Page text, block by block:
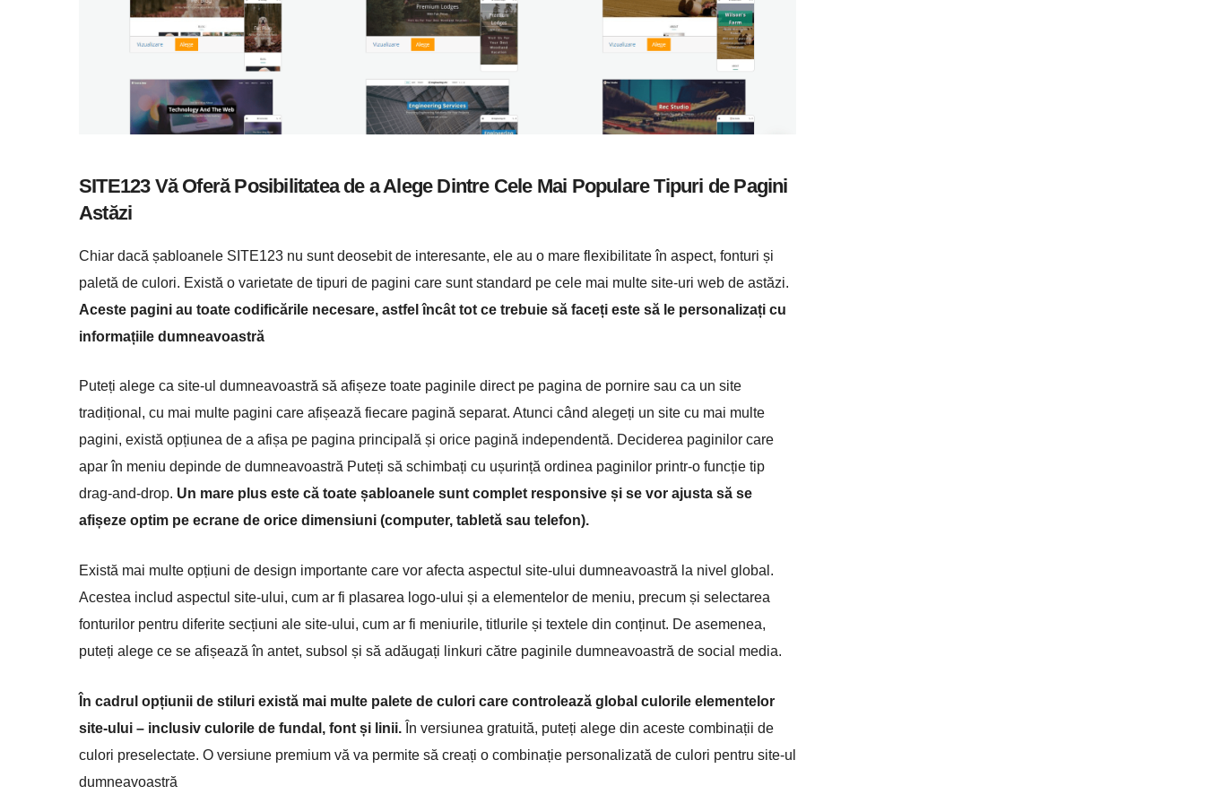
SITE123 Vă Oferă Posibilitatea de a Alege Dintre Cele Mai Populare Tipuri de Pagini
Astăzi
Chiar dacă șabloanele SITE123 nu sunt deosebit de interesante, ele au o mare flexibilitate în aspect, fonturi și
paletă de culori. Există o varietate de tipuri de pagini care sunt standard pe cele mai multe site-uri web de astăzi.
Aceste pagini au toate codificările necesare, astfel încât tot ce trebuie să faceți este să le personalizați cu
informațiile dumneavoastră
Puteți alege ca site-ul dumneavoastră să afișeze toate paginile direct pe pagina de pornire sau ca un site
tradițional, cu mai multe pagini care afișează fiecare pagină separat. Atunci când alegeți un site cu mai multe
pagini, există opțiunea de a afișa pe pagina principală și orice pagină independentă. Deciderea paginilor care
apar în meniu depinde de dumneavoastră Puteți să schimbați cu ușurință ordinea paginilor printr-o funcție tip
drag-and-drop. Un mare plus este că toate șabloanele sunt complet responsive și se vor ajusta să se
afișeze optim pe ecrane de orice dimensiuni (computer, tabletă sau telefon).
Există mai multe opțiuni de design importante care vor afecta aspectul site-ului dumneavoastră la nivel global.
Acestea includ aspectul site-ului, cum ar fi plasarea logo-ului și a elementelor de meniu, precum și selectarea
fonturilor pentru diferite secțiuni ale site-ului, cum ar fi meniurile, titlurile și textele din conținut. De asemenea,
puteți alege ce se afișează în antet, subsol și să adăugați linkuri către paginile dumneavoastră de social media.
În cadrul opțiunii de stiluri există mai multe palete de culori care controlează global culorile elementelor
site-ului – inclusiv culorile de fundal, font și linii. În versiunea gratuită, puteți alege din aceste combinații de
culori preselectate. O versiune premium vă va permite să creați o combinație personalizată de culori pentru site-ul
dumneavoastră